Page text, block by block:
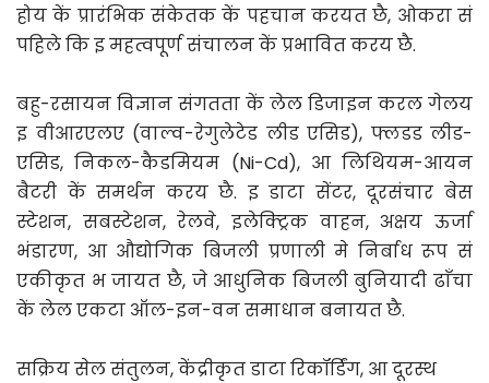
होय कें प्रारंभिक संकेतक कें पहचान करयत छै, ओकरा सं
पहिले कि इ महत्वपूर्ण संचालन कें प्रभावित करय छै.
बहु-रसायन विज्ञान संगतता कें लेल डिजाइन करल गेलय
इ वीआरएलए (वाल्व-रेगुलेटेड लीड एसिड), फ्लडड लीड-
एसिड, निकल-कैडमियम (Ni-Cd), आ लिथियम-आयन
बैटरी कें समर्थन करय छै. इ डाटा सेंटर, दूरसंचार बेस
स्टेशन, सबस्टेशन, रेलवे, इलेक्ट्रिक वाहन, अक्षय ऊर्जा
भंडारण, आ औद्योगिक बिजली प्रणाली मे निर्बाध रूप सं
एकीकृत भ जायत छै, जे आधुनिक बिजली बुनियादी ढाँचा
कें लेल एकटा ऑल-इन-वन समाधान बनायत छै.
सक्रिय सेल संतुलन, केंद्रीकृत डाटा रिकॉर्डिंग, आ दूरस्थ